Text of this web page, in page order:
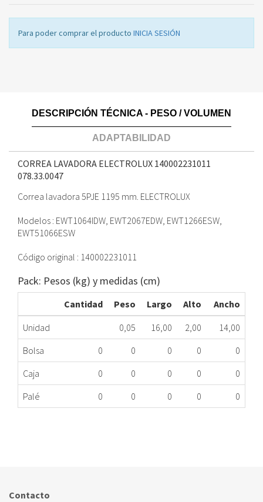
Para poder comprar el producto INICIA SESIÓN
DESCRIPCIÓN TÉCNICA - PESO / VOLUMEN
ADAPTABILIDAD
CORREA LAVADORA ELECTROLUX 140002231011
078.33.0047
Correa lavadora 5PJE 1195 mm. ELECTROLUX
Modelos : EWT1064IDW, EWT2067EDW, EWT1266ESW,
EWT51066ESW
Código original : 140002231011
Pack: Pesos (kg) y medidas (cm)
Cantidad Peso Largo Alto
Ancho
Unidad
0,05 16,00 2,00
14,00
Bolsa
0 0 0 0
0
Caja
0 0 0 0
0
Palé
0 0 0 0 0
Contacto